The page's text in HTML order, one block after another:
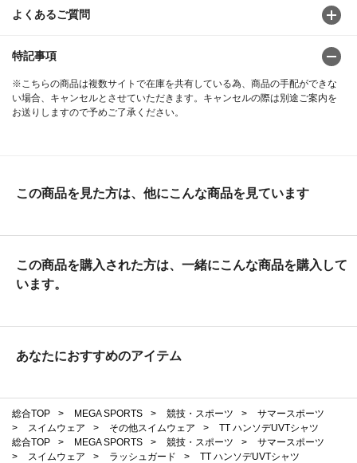
よくあるご質問
特記事項
※こちらの商品は複数サイトで在庫を共有している為、商品の手配ができな
い場合、キャンセルとさせていただきます。キャンセルの際は別途ご案内を
お送りしますので予めご了承ください。
この商品を見た方は、他にこんな商品を見ています
この商品を購入された方は、一緒にこんな商品を購入して
います。
あなたにおすすめのアイテム
総合TOP > MEGA SPORTS > 競技・スポーツ >
サマースポーツ
>
スイムウェア > その他スイムウェア >
TT ハンソデUVTシャツ
総合TOP
> MEGA SPORTS > 競技・スポーツ >
サマースポーツ
>
スイムウェア > ラッシュガード >
TT ハンソデUVTシャツ